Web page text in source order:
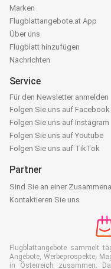
Marken
Flugblattangebote.at App
Über uns
Flugblatt hinzufügen
Nachrichten
Service
Für den Newsletter anmelden
Folgen Sie uns auf Facebook
Folgen Sie uns auf Instagram
Folgen Sie uns auf Youtube
Folgen Sie uns auf TikTok
Partner
Sind Sie an einer
Kontaktieren Sie uns
Flugblattangebote sammelt
Angebote, Werbeprospekte,
in Österreich zusammen.